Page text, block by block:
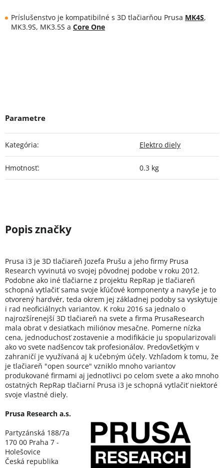
Príslušenstvo je kompatibilné s 3D tlačiarňou Prusa MK4S,
MK3.9S, MK3.5S a Core One
Kategória: Elektro diely
Hmotnosť: 0.3 kg
Prusa i3 je 3D tlačiareň Jozefa Prušu a jeho firmy Prusa
Research vyvinutá vo svojej pôvodnej podobe v roku 2012.
Podobne ako iné tlačiarne z projektu RepRap je tlačiareň
schopná vytlačiť sama svoje kľúčové komponenty a navyše je to
otvorený hardvér, teda okrem jej základnej podoby sa vyskytuje
i rad neoficiálnych variantov. K roku 2016 sa jednalo o
najrozšírenejší 3D tlačiareň na svete a firma PrusaResearch
mala obrat v desiatkach miliónov mesačne. Pomerne nízka
cena, jednoduchosť zostavenie a modifikácie ju spopularizovali
ako vo svete nadšencov tak profesionálov. Predovšetkým v
zahraničí je využívaná aj k učebným účely. Vzhľadom k tomu, že
je tlačiareň "open source" vzniklo mnoho variantov
produkované firmami aj jednotlivci po celom svete a ako mnoho
ostatných RepRap tlačiarní Prusa i3 je schopná vytlačiť niektoré
svoje vlastné diely.
Prusa Research a.s.
Partyzánská 188/7a
170 00 Praha 7 -
Holešovice
Česká republika